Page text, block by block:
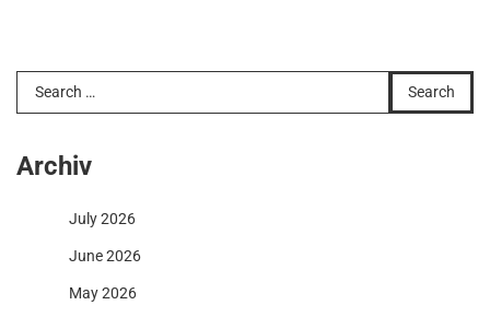
Search
for:
Archiv
July 2026
June 2026
May 2026